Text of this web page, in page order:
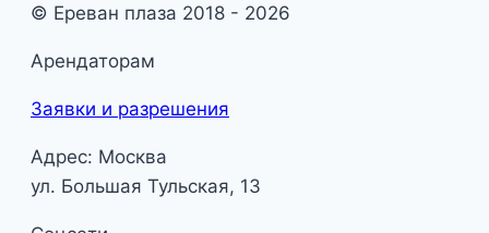
© Ереван плаза 2018 - 2026
Арендаторам
Заявки и разрешения
Адрес: Москва
ул. Большая Тульская, 13